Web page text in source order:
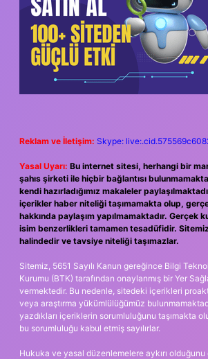
Reklam ve İletişim: Skype:
Yasal Uyarı: Bu internet sitesi, herhangi bir
şahıs şirketi ile hiçbir bağlantısı
kendi hazırladığımız makaleler
içerikler haber niteliği taşımamakta olup,
hakkında paylaşım yapılmamaktadır. Gerçek
isim benzerlikleri tamamen tesadüfidir.
halindedir ve tavsiye niteliği taşımazlar.
Sitemiz, 5651 Sayılı Kanun gereğince Bilgi
Kurumu (BTK) tarafından onaylanmış bir Yer
vermektedir. Bu nedenle, sitedeki içerikleri
veya araştırma yükümlülüğümüz
yazdıkları içeriklerin sorumluluğunu taşımakta
bu sorumluluğu kabul etmiş sayılırlar.
Hukuka ve yasal düzenlemelere aykırı